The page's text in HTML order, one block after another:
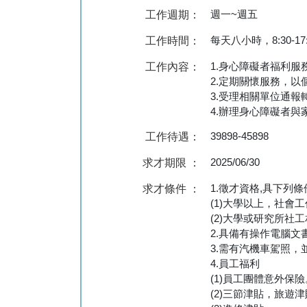
工作週期： 週一~週五
工作時間： 每天八小時，8:30-
工作內容：
1.身心障礙者福利服
2.定期關懷服務，以
3.受理相關單位通報
4.辦理身心障礙者與
工作待遇： 39898-45898
求才期限 ： 2025/06/30
求才條件 ：
1.徵才資格,具下列條
(1)大學以上，社會
(2)大學或研究所社
2.具備有操作電腦文
3.需有汽機車駕照，
4.員工福利
(1)員工團體意外保險
(2)三節津貼，旅遊